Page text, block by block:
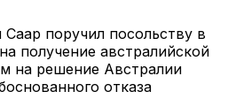
поручил посольству в
получение австралийской
на решение Австралии
отказа